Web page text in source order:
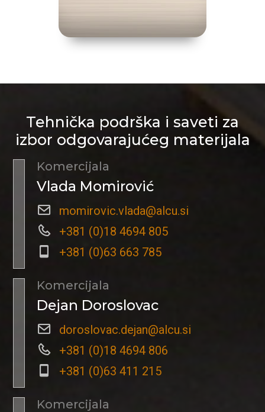
Tehnička podrška i saveti za
izbor odgovarajućeg materijala
Komercijala
Vlada Momirović
momirovic.vlada@alcu.si
+381 (0)18 4694 805
+381 (0)63 663 785
Komercijala
Dejan Doroslovac
doroslovac.dejan@alcu.si
+381 (0)18 4694 806
+381 (0)63 411 215
Komercijala